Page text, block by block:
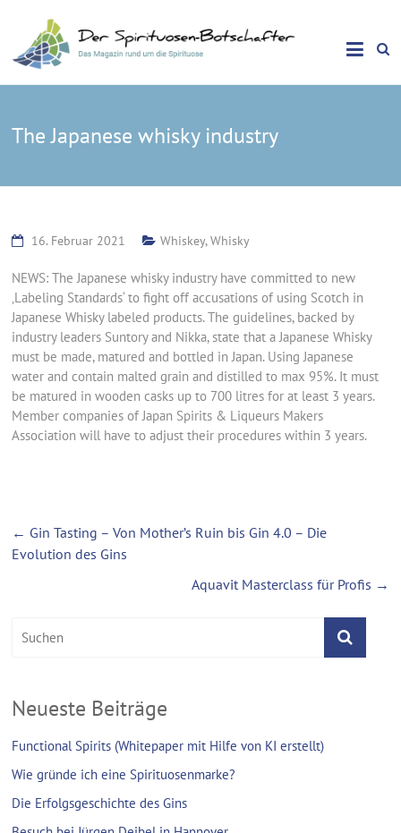
Spirituosen Botschafter
The Japanese whisky industry
16. Februar 2021 Whiskey,Whisky
NEWS: The Japanese whisky industry have committed to new
‚Labeling Standards‘ to fight off accusations of using Scotch in
Japanese Whisky labeled products. The guidelines, backed by
industry leaders Suntory and Nikka, state that a Japanese Whisky
must be made, matured and bottled in Japan. Using Japanese
water and contain malted grain and distilled to max 95%. It must
be matured in wooden casks up to 700 litres for at least 3 years.
Member companies of Japan Spirits & Liqueurs Makers
Association will have to adjust their procedures within 3 years.
← Gin Tasting – Von Mother’s Ruin bis Gin 4.0 – Die
Evolution des Gins
Aquavit Masterclass für Profis →
Neueste Beiträge
Functional Spirits (Whitepaper mit Hilfe von KI erstellt)
Wie gründe ich eine Spirituosenmarke?
Die Erfolgsgeschichte des Gins